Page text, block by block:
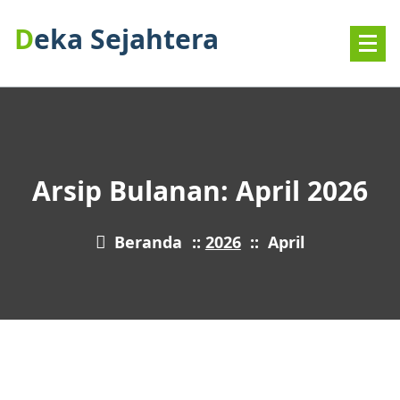
Deka Sejahtera
Arsip Bulanan: April 2026
Beranda :: 2026:: April